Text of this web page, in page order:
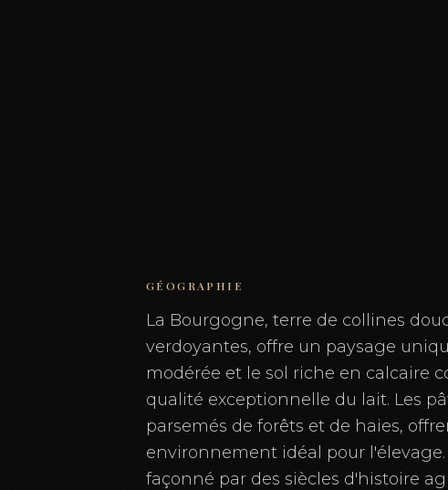
GÉOGRAPHIE
La Bourgogne, terre de collines
verdoyantes, offre un paysage
modérée et le sol riche en calcaire
qualité exceptionnelle du lait. Les
parsemés de forêts et de haies,
environnement idéal pour l'élevage.
façonné par des siècles d'histoire